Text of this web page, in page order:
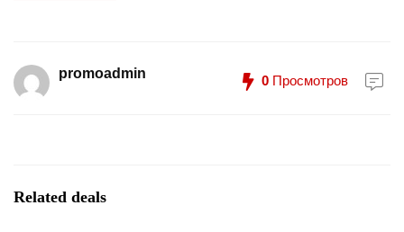
promoadmin 0 Просмотров
Related deals